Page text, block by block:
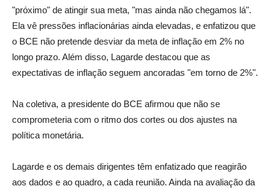
"próximo" de atingir sua meta, "mas ainda não chegamos lá".
Ela vê pressões inflacionárias ainda elevadas, e enfatizou que
o BCE não pretende desviar da meta de inflação em 2% no
longo prazo. Além disso, Lagarde destacou que as
expectativas de inflação seguem ancoradas "em torno de 2%".
Na coletiva, a presidente do BCE afirmou que não se
comprometeria com o ritmo dos cortes ou dos ajustes na
política monetária.
Lagarde e os demais dirigentes têm enfatizado que reagirão
aos dados e ao quadro, a cada reunião. Ainda na avaliação da